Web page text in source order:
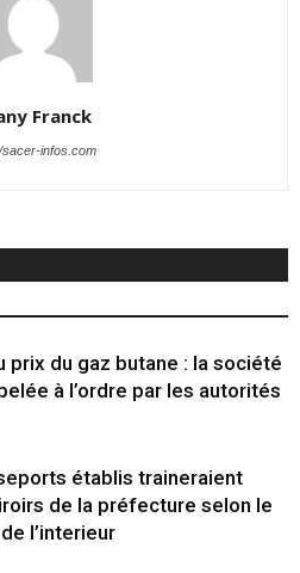
Franck
sacer-infos.com
prix du gaz butane : la société
à l’ordre par les autorités
établis traineraient
de la préfecture selon le
l’interieur